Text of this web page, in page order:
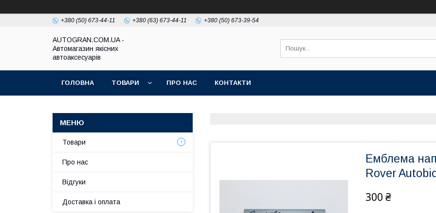
+380 (50) 673-44-11 +380 (63) 673-44-11 +380 (50) 673-39-54
AUTOGRAN.COM.UA -
Автомагазин якісних
автоаксесуарів
ГОЛОВНА ТОВАРИ ПРО НАС КОНТАКТИ
Емблема
Rover
300 ₴
Товари
Про нас
Відгуки
Доставка і оплата